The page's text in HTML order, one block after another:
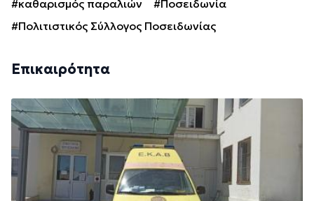
#καθαρισμός παραλιών
#Ποσειδωνία
#Πολιτιστικός Σύλλογος Ποσειδωνίας
Επικαιρότητα